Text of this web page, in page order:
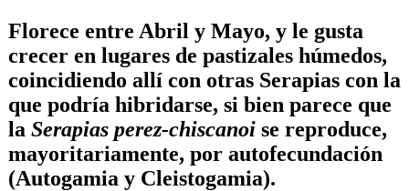
Florece entre Abril y Mayo, y le gusta
crecer en lugares de pastizales húmedos,
coincidiendo allí con otras Serapias con la
que podría hibridarse, si bien parece que
la Serapias perez-chiscanoi se reproduce,
mayoritariamente, por autofecundación
(Autogamia y Cleistogamia).